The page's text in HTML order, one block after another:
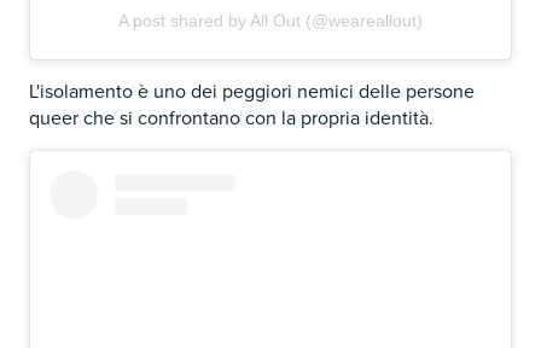
A post shared by All Out (@weareallout)
L'isolamento è uno dei peggiori nemici delle persone
queer che si confrontano con la propria identità.